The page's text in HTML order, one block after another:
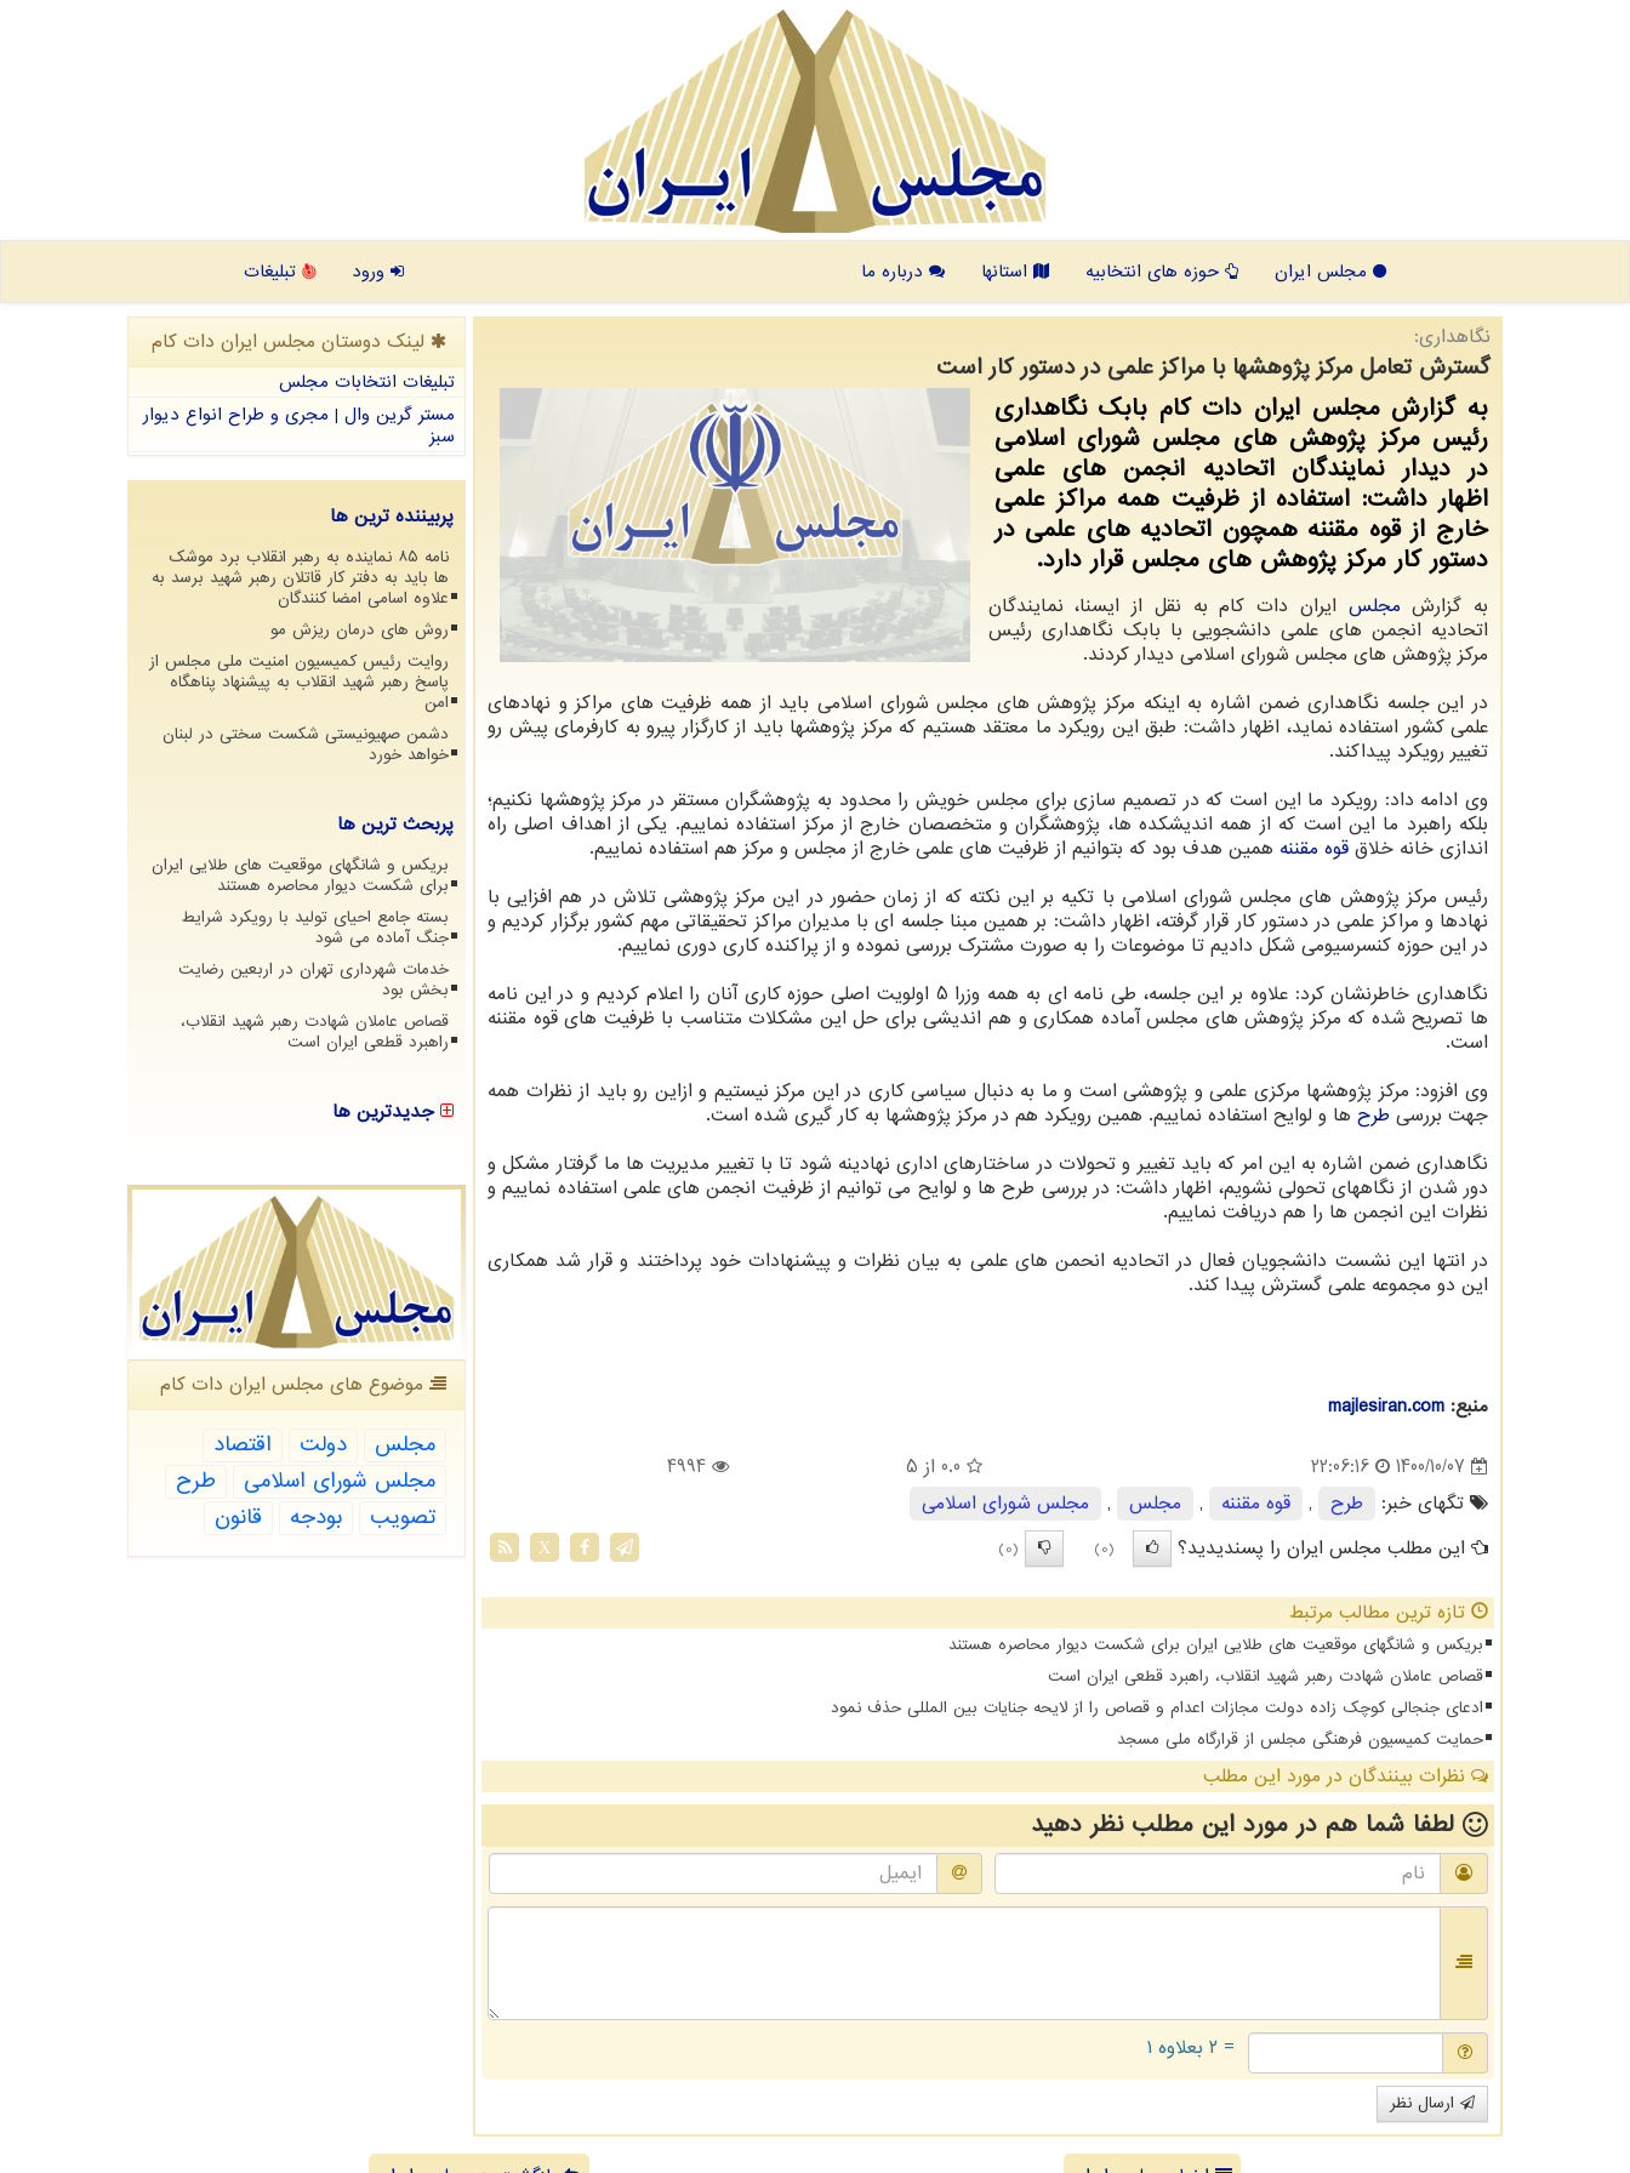
مجلس ایران حوزه های انتخابیه استانها درباره ما ورود تبلیغات
نگاهداری:
گسترش تعامل مرکز پژوهشها با مراکز علمی در دستور کار است
به گزارش مجلس ایران دات کام بابک نگاهداری
رئیس مرکز پژوهش های مجلس شورای اسلامی
در دیدار نمایندگان اتحادیه انجمن های علمی
اظهار داشت: استفاده از ظرفیت همه مراکز علمی
خارج از قوه مقننه همچون اتحادیه های علمی در
دستور کار مرکز پژوهش های مجلس قرار دارد.
به گزارش مجلس ایران دات کام به نقل از ایسنا، نمایندگان
اتحادیه انجمن های علمی دانشجویی با بابک نگاهداری رئیس
مرکز پژوهش های مجلس شورای اسلامی دیدار کردند.
در این جلسه نگاهداری ضمن اشاره به اینکه مرکز پژوهش های مجلس شورای اسلامی باید از همه ظرفیت های مراکز و نهادهای
علمی کشور استفاده نماید، اظهار داشت: طبق این رویکرد ما معتقد هستیم که مرکز پژوهشها باید از کارگزار پیرو به کارفرمای پیش رو
تغییر رویکرد پیداکند.
وی ادامه داد: رویکرد ما این است که در تصمیم سازی برای مجلس خویش را محدود به پژوهشگران مستقر در مرکز پژوهشها نکنیم؛
بلکه راهبرد ما این است که از همه اندیشکده ها، پژوهشگران و متخصصان خارج از مرکز استفاده نماییم. یکی از اهداف اصلی راه
اندازی خانه خلاق قوه مقننه همین هدف بود که بتوانیم از ظرفیت های علمی خارج از مجلس و مرکز هم استفاده نماییم.
رئیس مرکز پژوهش های مجلس شورای اسلامی با تکیه بر این نکته که از زمان حضور در این مرکز پژوهشی تلاش در هم افزایی با
نهادها و مراکز علمی در دستور کار قرار گرفته، اظهار داشت: بر همین مبنا جلسه ای با مدیران مراکز تحقیقاتی مهم کشور برگزار کردیم و
در این حوزه کنسرسیومی شکل دادیم تا موضوعات را به صورت مشترک بررسی نموده و از پراکنده کاری دوری نماییم.
نگاهداری خاطرنشان کرد: علاوه بر این جلسه، طی نامه ای به همه وزرا 5 اولویت اصلی حوزه کاری آنان را اعلام کردیم و در این نامه
ها تصریح شده که مرکز پژوهش های مجلس آماده همکاری و هم اندیشی برای حل این مشکلات متناسب با ظرفیت های قوه مقننه
است.
وی افزود: مرکز پژوهشها مرکزی علمی و پژوهشی است و ما به دنبال سیاسی کاری در این مرکز نیستیم و ازاین رو باید از نظرات همه
جهت بررسی طرح ها و لوایح استفاده نماییم. همین رویکرد هم در مرکز پژوهشها به کار گیری شده است.
نگاهداری ضمن اشاره به این امر که باید تغییر و تحولات در ساختارهای اداری نهادینه شود تا با تغییر مدیریت ها ما گرفتار مشکل و
دور شدن از نگاههای تحولی نشویم، اظهار داشت: در بررسی طرح ها و لوایح می توانیم از ظرفیت انجمن های علمی استفاده نماییم و
نظرات این انجمن ها را هم دریافت نماییم.
در انتها این نشست دانشجویان فعال در اتحادیه انحمن های علمی به بیان نظرات و پیشنهادات خود پرداختند و قرار شد همکاری
این دو مجموعه علمی گسترش پیدا کند.
منبع: majlesiran.com
1400/10/07
22:06:16
0.0 از 5
4994
تگهای خبر:
طرح , قوه مقننه , مجلس ,
مجلس شورای اسلامی
این مطلب مجلس ایران را پسندیدید؟
(0)
(0)
X
تازه ترین مطالب مرتبط
بریکس و شانگهای موقعیت های طلایی ایران برای شکست دیوار محاصره هستند
قصاص عاملان شهادت رهبر شهید انقلاب، راهبرد قطعی ایران است
ادعای جنجالی کوچک زاده دولت مجازات اعدام و قصاص را از لایحه جنایات بین المللی حذف نمود
حمایت کمیسیون فرهنگی مجلس از قرارگاه ملی مسجد
نظرات بینندگان در مورد این مطلب
لطفا شما هم در مورد این مطلب نظر دهید
= ۲ بعلاوه ۱
ارسال نظر
لینک دوستان مجلس ایران دات كام
تبلیغات انتخابات مجلس
مستر گرین وال | مجری و طراح انواع دیوار
سبز
پربیننده ترین ها
نامه ۸۵ نماینده به رهبر انقلاب برد موشک
ها باید به دفتر کار قاتلان رهبر شهید برسد به
علاوه اسامی امضا کنندگان
روش های درمان ریزش مو
روایت رئیس کمیسیون امنیت ملی مجلس از
پاسخ رهبر شهید انقلاب به پیشنهاد پناهگاه
امن
دشمن صهیونیستی شکست سختی در لبنان
خواهد خورد
پربحث ترین ها
بریکس و شانگهای موقعیت های طلایی ایران
برای شکست دیوار محاصره هستند
بسته جامع احیای تولید با رویکرد شرایط
جنگ آماده می شود
خدمات شهرداری تهران در اربعین رضایت
بخش بود
قصاص عاملان شهادت رهبر شهید انقلاب،
راهبرد قطعی ایران است
جدیدترین ها
موضوع های مجلس ایران دات كام
مجلس دولت
اقتصاد
مجلس شورای اسلامی
طرح
تصویب
بودجه قانون